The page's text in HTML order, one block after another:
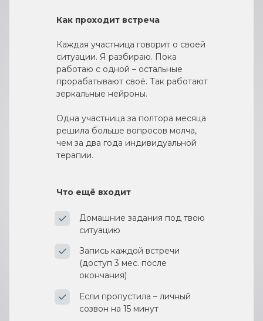
Как проходит встреча
Каждая участница говорит о своей
ситуации. Я разбираю. Пока
работаю с одной – остальные
прорабатывают своё. Так работают
зеркальные нейроны.
Одна участница за полтора месяца
решила больше вопросов молча,
чем за два года индивидуальной
терапии.
Домашние задания под твою
ситуацию
Запись каждой встречи
(доступ 3 мес. после
окончания)
Если пропустила – личный
созвон на 15 минут
Что ещё входит